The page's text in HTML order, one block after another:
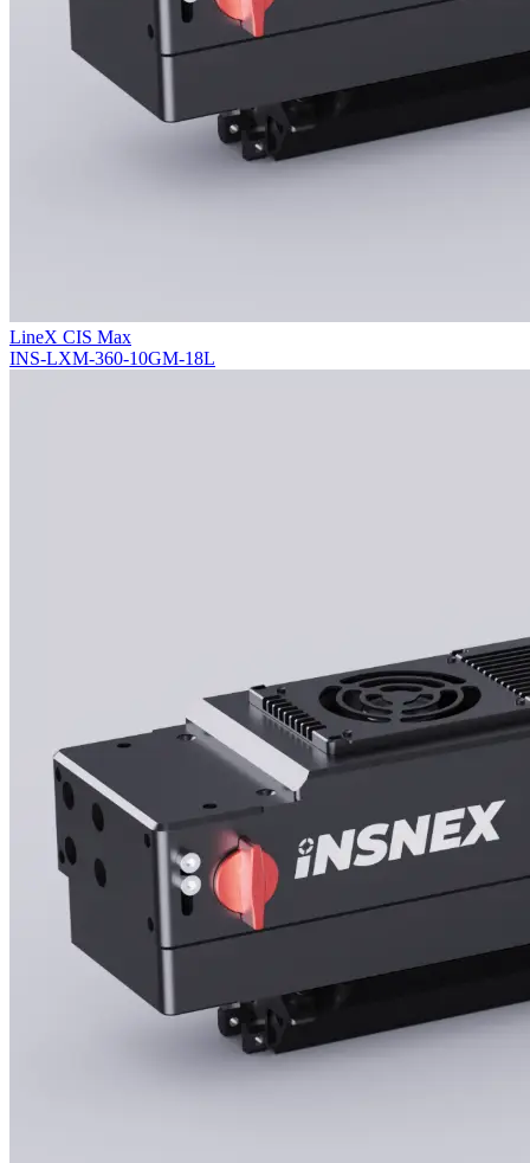
LineX CIS Max
INS-LXM-360-10GM-18L